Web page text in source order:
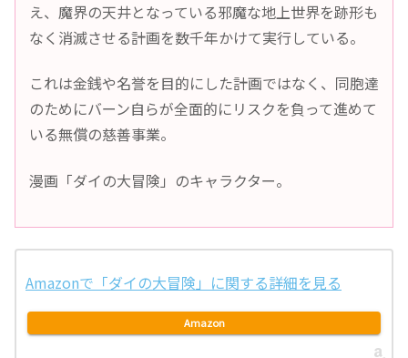
え、魔界の天井となっている邪魔な地上世界を跡形も
なく消滅させる計画を数千年かけて実行している。
これは金銭や名誉を目的にした計画ではなく、同胞達
のためにバーン自らが全面的にリスクを負って進めて
いる無償の慈善事業。
漫画「ダイの大冒険」のキャラクター。
Amazonで「ダイの大冒険」に関する詳細を見る
Amazon